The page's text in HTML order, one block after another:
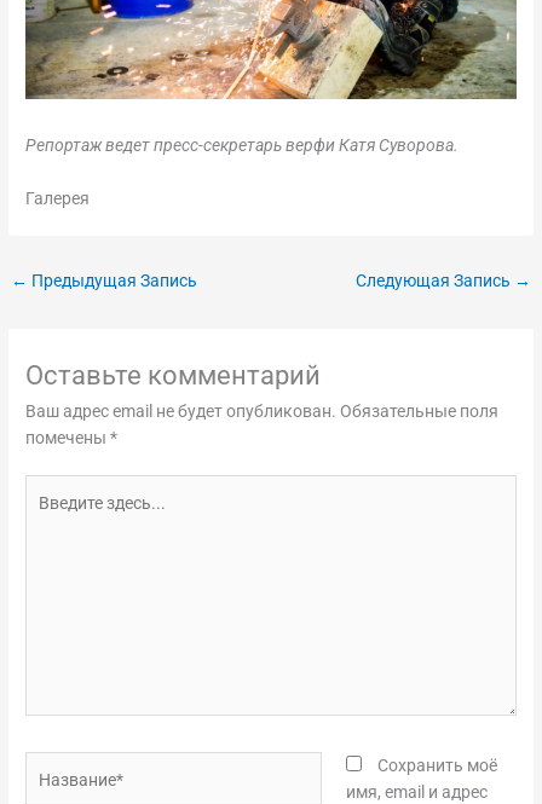
Репортаж ведет пресс-секретарь верфи Катя Суворова.
Галерея
← Предыдущая Запись Следующая Запись →
Оставьте комментарий
Ваш адрес email не будет опубликован. Обязательные поля
помечены*
здесь...
Сохранить моё
имя, email и адрес